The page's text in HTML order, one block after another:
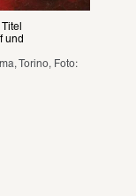
und
Torino, Foto: